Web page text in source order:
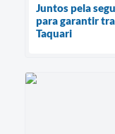
Juntos pela
para garantir
Taquari